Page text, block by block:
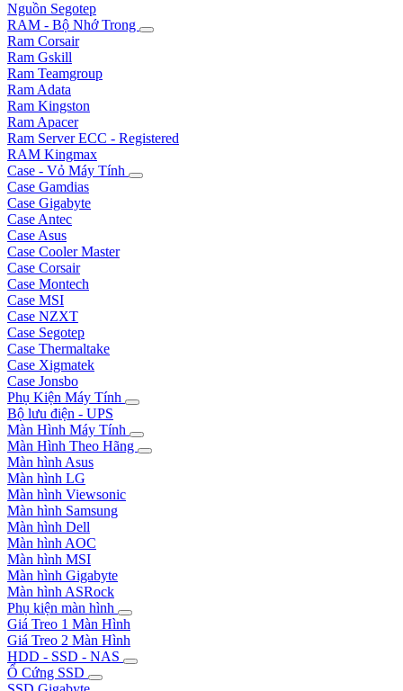
Nguồn Segotep
RAM - Bộ Nhớ Trong
Ram Corsair
Ram Gskill
Ram Teamgroup
Ram Adata
Ram Kingston
Ram Apacer
Ram Server ECC - Registered
RAM Kingmax
Case - Vỏ Máy Tính
Case Gamdias
Case Gigabyte
Case Antec
Case Asus
Case Cooler Master
Case Corsair
Case Montech
Case MSI
Case NZXT
Case Segotep
Case Thermaltake
Case Xigmatek
Case Jonsbo
Phụ Kiện Máy Tính
Bộ lưu điện - UPS
Màn Hình Máy Tính
Màn Hình Theo Hãng
Màn hình Asus
Màn hình LG
Màn hình Viewsonic
Màn hình Samsung
Màn hình Dell
Màn hình AOC
Màn hình MSI
Màn hình Gigabyte
Màn hình ASRock
Phụ kiện màn hình
Giá Treo 1 Màn Hình
Giá Treo 2 Màn Hình
HDD - SSD - NAS
Ổ Cứng SSD